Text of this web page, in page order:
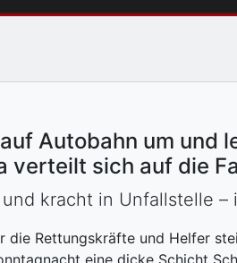
Autobahn um und
verteilt sich auf die
kracht in Unfallstelle –
die Rettungskräfte und Helfer